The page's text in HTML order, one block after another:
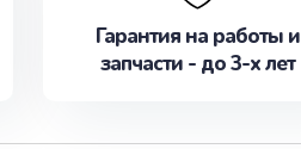
Гарантия на работы и
запчасти - до 3-х лет